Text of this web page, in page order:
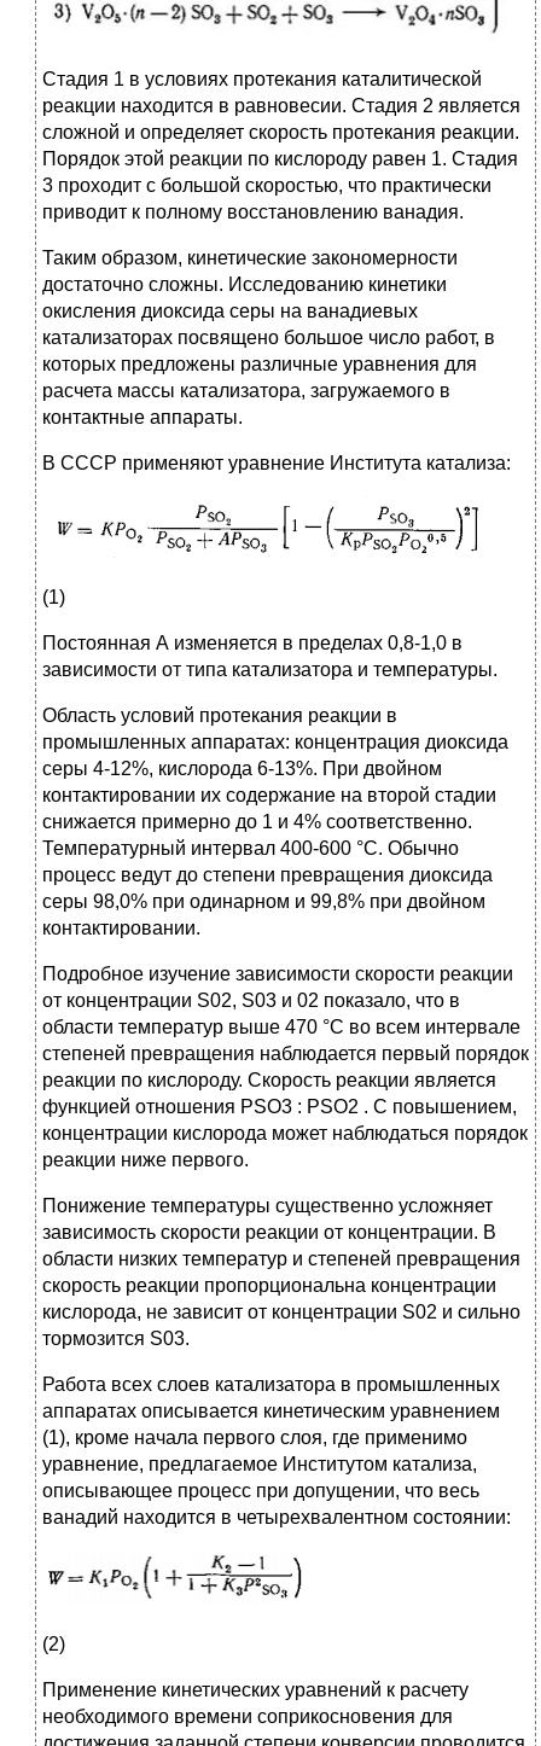
Стадия 1 в условиях протекания каталитической
реакции находится в равновесии. Стадия 2 является
сложной и определяет скорость протекания реакции.
Порядок этой реакции по кислороду равен 1. Стадия
3 проходит с большой скоростью, что практически
приводит к полному восстановлению ванадия.
Таким образом, кинетические закономерности
достаточно сложны. Исследованию кинетики
окисления диоксида серы на ванадиевых
катализаторах посвящено большое число работ, в
которых предложены различные уравнения для
расчета массы катализатора, загружаемого в
контактные аппараты.
В СССР применяют уравнение Института катализа:
(1)
Постоянная А изменяется в пределах 0,8-1,0 в
зависимости от типа катализатора и температуры.
Область условий протекания реакции в
промышленных аппаратах: концентрация диоксида
серы 4-12%, кислорода 6-13%. При двойном
контактировании их содержание на второй стадии
снижается примерно до 1 и 4% соответственно.
Температурный интервал 400-600 °С. Обычно
процесс ведут до степени превращения диоксида
серы 98,0% при одинарном и 99,8% при двойном
контактировании.
Подробное изучение зависимости скорости реакции
от концентрации S02, S03 и 02 показало, что в
области температур выше 470 °С во всем интервале
степеней превращения наблюдается первый порядок
реакции по кислороду. Скорость реакции является
функцией отношения PSO3 : PSO2 . С повышением,
концентрации кислорода может наблюдаться порядок
реакции ниже первого.
Понижение температуры существенно усложняет
зависимость скорости реакции от концентрации. В
области низких температур и степеней превращения
скорость реакции пропорциональна концентрации
кислорода, не зависит от концентрации S02 и сильно
тормозится S03.
Работа всех слоев катализатора в промышленных
аппаратах описывается кинетическим уравнением
(1), кроме начала первого слоя, где применимо
уравнение, предлагаемое Институтом катализа,
описывающее процесс при допущении, что весь
ванадий находится в четырехвалентном состоянии:
(2)
Применение кинетических уравнений к расчету
необходимого времени соприкосновения для